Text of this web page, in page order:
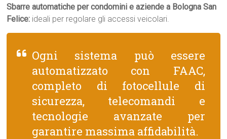
Sbarre automatiche per condomini e aziende a Bologna San
Felice: ideali per regolare gli accessi veicolari.
Ogni sistema può essere
automatizzato con FAAC,
completo di fotocellule di
sicurezza, telecomandi e
tecnologie avanzate per
garantire massima affidabilità.